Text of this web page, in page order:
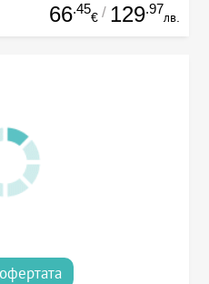
66.45
€ / 129.97
лв.